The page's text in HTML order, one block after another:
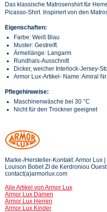
Das klassische Matrosenshirt für
Picasso-Shirt. Inspiriert von den
Eigenschaften:
Farbe: Weiß Blau
Muster: Gestreift.
Ärmellänge: Langarm
Rundhals-Ausschnitt
Dicker, weicher Interlock-Jersey-
Armor Lux-Artikel- Name: Amiral
Pflegehinweise:
Maschinenwäsche bei 30 °C
Nicht für den Trockner geeignet
Marke-/Hersteller-Kontakt: Armor Lux
Louison Bobet ZI de Kerdroniou
contact(a)armorlux.com
Alle Artikel von Armor Lux
Armor Lux Damen
Armor Lux Herren
Armor Lux Kinder